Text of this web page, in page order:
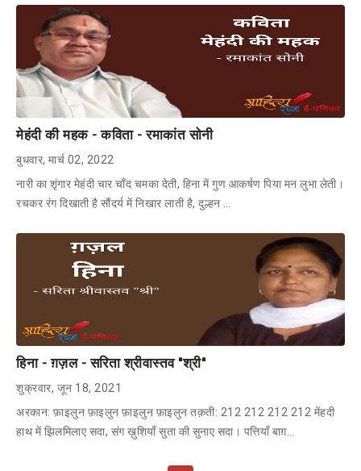
मेहंदी की महक - कविता - रमाकांत सोनी
बुधवार, मार्च 02, 2022
नारी का शृंगार मेहंदी चार चाँद चमका देती, हिना में गुण आकर्षण पिया मन लुभा लेती।
रचकर रंग दिखाती है सौंदर्य में निखार लाती है, दुल्हन …
हिना - ग़ज़ल - सरिता श्रीवास्तव "श्री"
शुक्रवार, जून 18, 2021
अरकान: फ़ाइलुन फ़ाइलुन फ़ाइलुन फ़ाइलुन तक़ती: 212 212 212 212 मेंहदी
हाथ में झिलमिलाए सदा, संग ख़ुशियाँ सुता की सुनाए सदा। पत्तियाँ बाग़…